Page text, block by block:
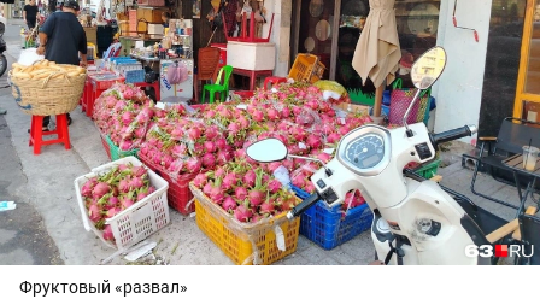
Фруктовый «развал»